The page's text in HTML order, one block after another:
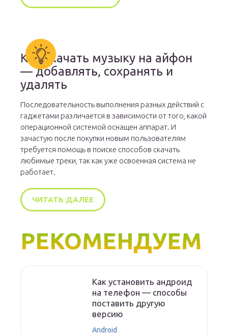
Как скачать музыку на айфон
— добавлять, сохранять и
удалять
Последовательность выполнения разных действий с
гаджетами различается в зависимости от того, какой
операционной системой оснащен аппарат. И
зачастую после покупки новым пользователям
требуется помощь в поиске способов скачать
любимые треки, так как уже освоенная система не
работает.
ЧИТАТЬ ДАЛЕЕ
РЕКОМЕНДУЕМ
Как установить андроид
на телефон — способы
поставить другую
версию
Android